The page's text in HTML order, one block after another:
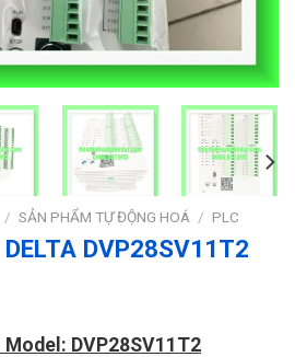
/ SẢN PHẨM TỰ ĐỘNG HOÁ / PLC
DVP28SV11T2
DVP28SV11T2